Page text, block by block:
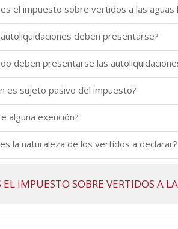
es el impuesto sobre vertidos a las aguas
deben presentarse?
deben presentarse las
es sujeto pasivo del impuesto?
alguna exención?
es la naturaleza de los vertidos a declarar?
EL IMPUESTO SOBRE VERTIDOS A